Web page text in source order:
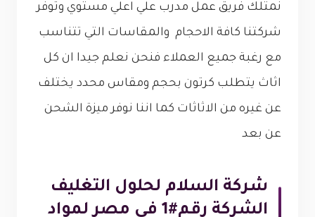
نمتلك فريق عمل مدرب علي اعلي مستوي وتوفر
شركتنا كافة الاحجام والمقاسات التي تتناسب
مع رغبة جميع العملاء فنحن نعلم جيدا ان كل
اثاث يتطلب كرتون بحجم ومقاس محدد يختلف
عن غيره من الاثاثات كما اننا نوفر ميزة الشحن
عن بعد
شركة السلام لحلول التغليف
الشركة رقم#1 في مصر لمواد